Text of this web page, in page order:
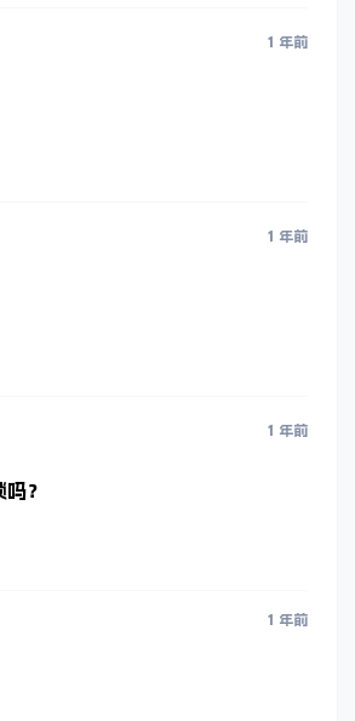
1 年前
1 年前
1 年前
？
1 年前